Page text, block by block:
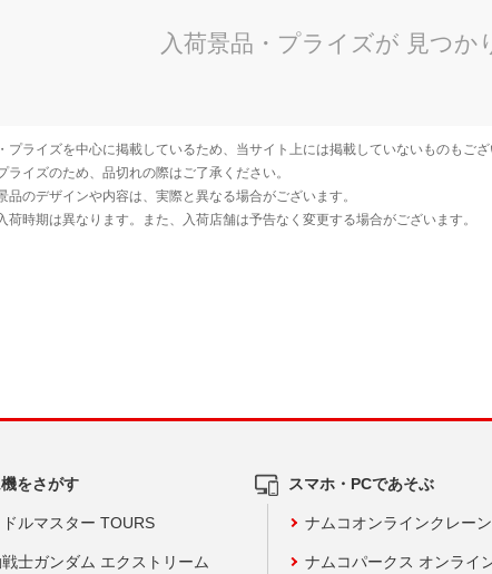
をさがす
ルマスター TOURS
士ガンダム エクストリーム
スマホ・PCであそぶ
ナムコオンラインクレーン
ナムコパークス オンライ